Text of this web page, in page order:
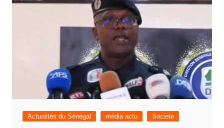
Actualités du Sénégal média actu Societe